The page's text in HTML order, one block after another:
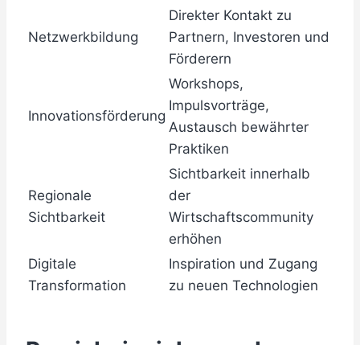
Netzwerkbildung
Direkter Kontakt zu
Partnern, Investoren und
Förderern
Innovationsförderung
Workshops,
Impulsvorträge,
Austausch bewährter
Praktiken
Regionale
Sichtbarkeit
Sichtbarkeit innerhalb
der
Wirtschaftscommunity
erhöhen
Digitale
Transformation
Inspiration und Zugang
zu neuen Technologien